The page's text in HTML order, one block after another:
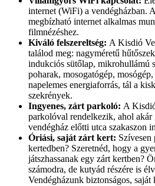
internet (WiFi) a vendégházban.
megbízható internet alkalmas
filmnézéshez.
Kiváló felszereltség: A Kisdió
találod meg: nagyméretű
indukciós sütőlap, mikrohullámú
poharak, mosogatógép,
napelemes energiaforrás, tál a
szekrények.
Ingyenes, zárt parkoló: A
parkolóval rendelkezik, ahol akár
vendégház előtti utca szakaszon
Óriási, saját zárt kert: Szívesen
kertedben? Szeretnéd, hogy a
játszhassanak egy zárt kertben?
számodra, de kutyád részére is
Vendégházunk biztonságos,